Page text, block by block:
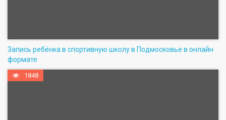
Запись ребёнка в спортивную школу в Подмосковье в онлайн
формате
1848